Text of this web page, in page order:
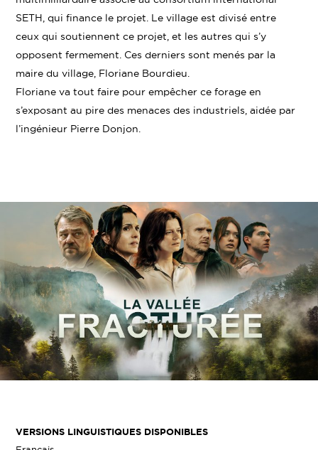
SETH, qui finance le projet. Le village est divisé entre
ceux qui soutiennent ce projet, et les autres qui s’y
opposent fermement. Ces derniers sont menés par la
maire du village, Floriane Bourdieu.
Floriane va tout faire pour empêcher ce forage en
s’exposant au pire des menaces des industriels, aidée par
l’ingénieur Pierre Donjon.
VERSIONS LINGUISTIQUES DISPONIBLES